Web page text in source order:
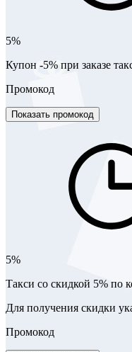
5%
Купон -5% при заказе
Промокод
Показать промокод
5%
Такси со скидкой 5% по
Для получения скидки
Промокод